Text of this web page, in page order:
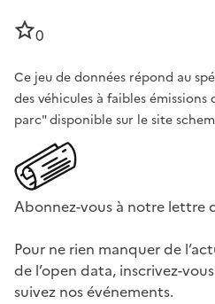
0
Ce jeu de données répond au
des véhicules à faibles
parc" disponible sur le site
Abonnez-vous à notre lettre
Pour ne rien manquer de
de l’open data, inscrivez-
suivez nos événements.